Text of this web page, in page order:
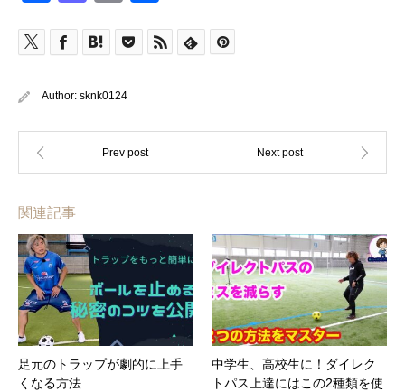
Author: sknk0124
関連記事
足元のトラップが劇的に上手
くなる方法
中学生、高校生に！ダイレク
トパス上達にはこの2種類を使